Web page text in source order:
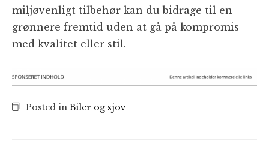
miljøvenligt tilbehør kan du bidrage til en
grønnere fremtid uden at gå på kompromis
med kvalitet eller stil.
Posted in Biler og sjov